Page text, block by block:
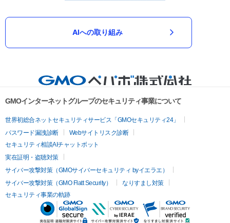
AIへの取り組み
GMOインターネットグループのセキュリティ事業について
世界初総合ネットセキュリティサービス「GMOセキュリティ24」
パスワード漏洩診断
Webサイトリスク診断
セキュリティ相談AIチャットボット
実在証明・盗聴対策
サイバー攻撃対策（GMOサイバーセキュリティ byイエラエ）
サイバー攻撃対策（GMO Flatt Security）
なりすまし対策
セキュリティ事業の軌跡